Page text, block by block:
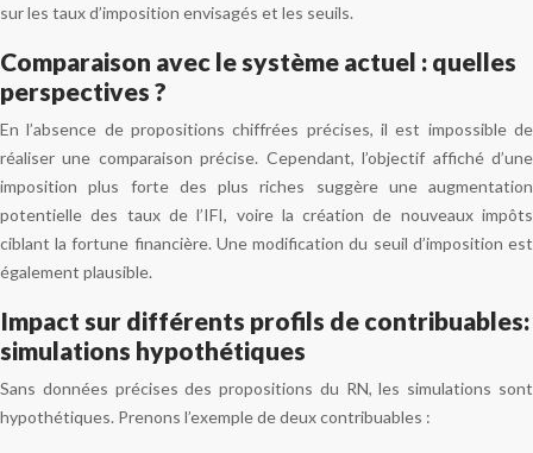
sur les taux d’imposition envisagés et les seuils.
Comparaison avec le système actuel : quelles
perspectives ?
En l’absence de propositions chiffrées précises, il est impossible de
réaliser une comparaison précise. Cependant, l’objectif affiché d’une
imposition plus forte des plus riches suggère une augmentation
potentielle des taux de l’IFI, voire la création de nouveaux impôts
ciblant la fortune financière. Une modification du seuil d’imposition est
également plausible.
Impact sur différents profils de contribuables:
simulations hypothétiques
Sans données précises des propositions du RN, les simulations sont
hypothétiques. Prenons l’exemple de deux contribuables :